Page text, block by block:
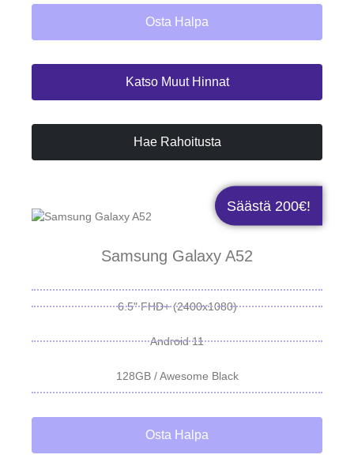
Osta Halpa
Katso Muut Hinnat
Hae Rahoitusta
Säästä 200€!
Samsung Galaxy A52
6.5" FHD+ (2400x1080)
Android 11
128GB / Awesome Black
Osta Halpa